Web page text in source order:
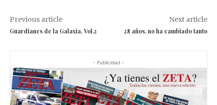
Previous article
Guardianes de la Galaxia, Vol.2
Next article
28 años, no ha cambiado tanto
- Publicidad -